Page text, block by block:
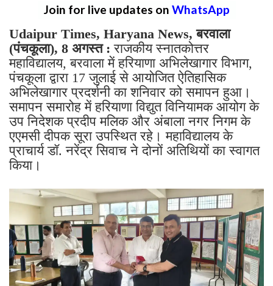
Join for live updates on WhatsApp
Udaipur Times, Haryana News, बरवाला
(पंचकूला), 8 अगस्त :राजकीय स्नातकोत्तर
महाविद्यालय, बरवाला में हरियाणा अभिलेखागार विभाग,
पंचकूला द्वारा 17 जुलाई से आयोजित ऐतिहासिक
अभिलेखागार प्रदर्शनी का शनिवार को समापन हुआ।
समापन समारोह में हरियाणा विद्युत विनियामक आयोग के
उप निदेशक प्रदीप मलिक और अंबाला नगर निगम के
एएमसी दीपक सूरा उपस्थित रहे। महाविद्यालय के
प्राचार्य डॉ. नरेंद्र सिवाच ने दोनों अतिथियों का स्वागत
किया।